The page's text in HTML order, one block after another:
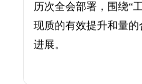
历次全会部署，围绕“
现质的有效提升和量
进展。